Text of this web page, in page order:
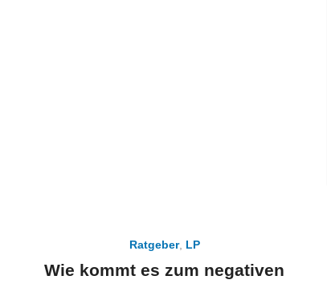
Ratgeber, LP
Wie kommt es zum negativen